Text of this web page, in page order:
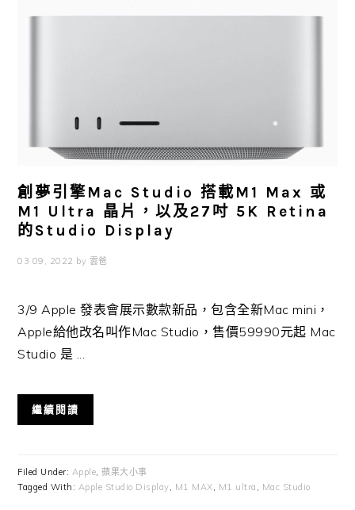
創夢引擎Mac Studio 搭載M1 Max 或
M1 Ultra 晶片，以及27吋 5K Retina
的Studio Display
03 09, 2022 by 雲爸
3/9 Apple 發表會展示數款新品，包含全新Mac mini，
Apple給他改名叫作Mac Studio，售價59990元起 Mac
Studio 是 ...
繼續閱讀
Filed Under: Apple ,蘋果大小事
Tagged With: Apple Studio Display M1 MAX M1 ultra Mac Studio